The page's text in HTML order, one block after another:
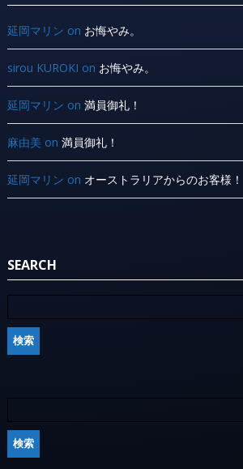
延岡マリン on お悔やみ。
sirou KUROKI on お悔やみ。
延岡マリン on 満員御礼！
麻由美 on 満員御礼！
延岡マリン on オーストラリアからのお客様！
SEARCH